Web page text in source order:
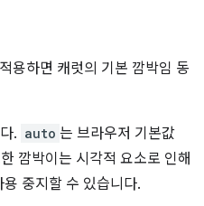
용하면 캐럿의 기본 깜박임 동
. auto 는 브라우저 기본값
깜박이는 시각적 요소로 인해
중지할 수 있습니다.